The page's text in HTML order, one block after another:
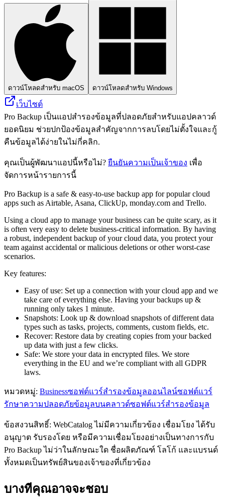
ดาวน์โหลดสำหรับ macOS ดาวน์โหลดสำหรับ Windows
เว็บไซต์
Pro Backup เป็นแอปสำรองข้อมูลที่ปลอดภัยสำหรับแอปคลาวด์
ยอดนิยม ช่วยปกป้องข้อมูลสำคัญจากการลบโดยไม่ตั้งใจและกู้
คืนข้อมูลได้ง่ายในไม่กี่คลิก.
คุณเป็นผู้พัฒนาแอปนี้หรือไม่? ยืนยันความเป็นเจ้าของ เพื่อ
จัดการหน้ารายการนี้
Pro Backup is a safe & easy-to-use backup app for popular cloud
apps such as Airtable, Asana, ClickUp, monday.com and Trello.
Using a cloud app to manage your business can be quite scary, as it
is often very easy to delete business-critical information. By having
a robust, independent backup of your cloud data, you protect your
team against accidental or malicious deletions or other worst-case
scenarios.
Key features:
Easy of use: Set up a connection with your cloud app and we
take care of everything else. Having your backups up &
running only takes 1 minute.
Snapshots: Look up & download snapshots of different data
types such as tasks, projects, comments, custom fields, etc.
Recover: Restore data by creating copies from your backed
up data with just a few clicks.
Safe: We store your data in encrypted files. We store
everything in the EU and we’re compliant with all GDPR
laws.
หมวดหมู่: Businessซอฟต์แวร์สำรองข้อมูลออนไลน์ซอฟต์แวร์
รักษาความปลอดภัยข้อมูลบนคลาวด์ซอฟต์แวร์สำรองข้อมูล
ข้อสงวนสิทธิ์: WebCatalog ไม่มีความเกี่ยวข้อง เชื่อมโยง ได้รับ
อนุญาต รับรองโดย หรือมีความเชื่อมโยงอย่างเป็นทางการกับ
Pro Backup ไม่ว่าในลักษณะใด ชื่อผลิตภัณฑ์ โลโก้ และแบรนด์
ทั้งหมดเป็นทรัพย์สินของเจ้าของที่เกี่ยวข้อง
บางทีคุณอาจจะชอบ